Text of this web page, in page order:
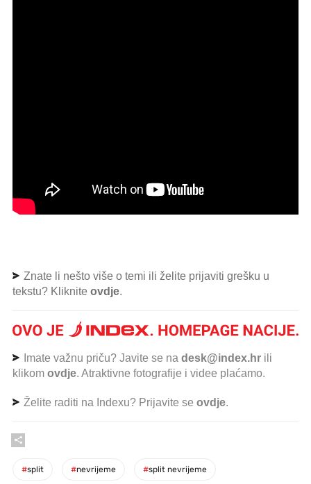
Znate li nešto više o temi ili želite prijaviti grešku u
tekstu? Kliknite ovdje.
Imate važnu priču? Javite se na desk@index.hr ili
klikom ovdje. Atraktivne fotografije i videe plaćamo.
Želite raditi na Indexu? Prijavite se ovdje.
#split #nevrijeme #split nevrijeme